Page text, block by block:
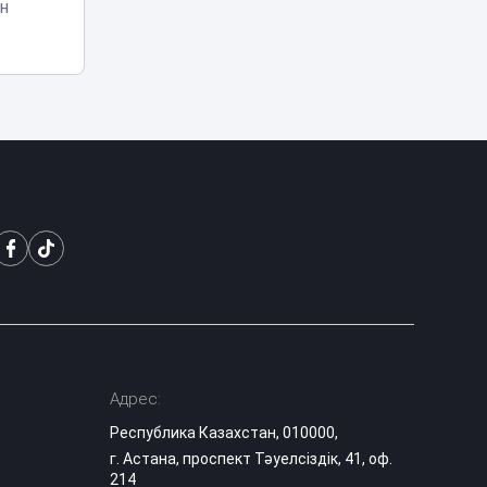
20:20
из Актау требует
в Астане
продолжают
арестовывать:
Адрес:
Республика Казахстан, 010000,
г. Астана, проспект Тәуелсіздік, 41, оф.
214